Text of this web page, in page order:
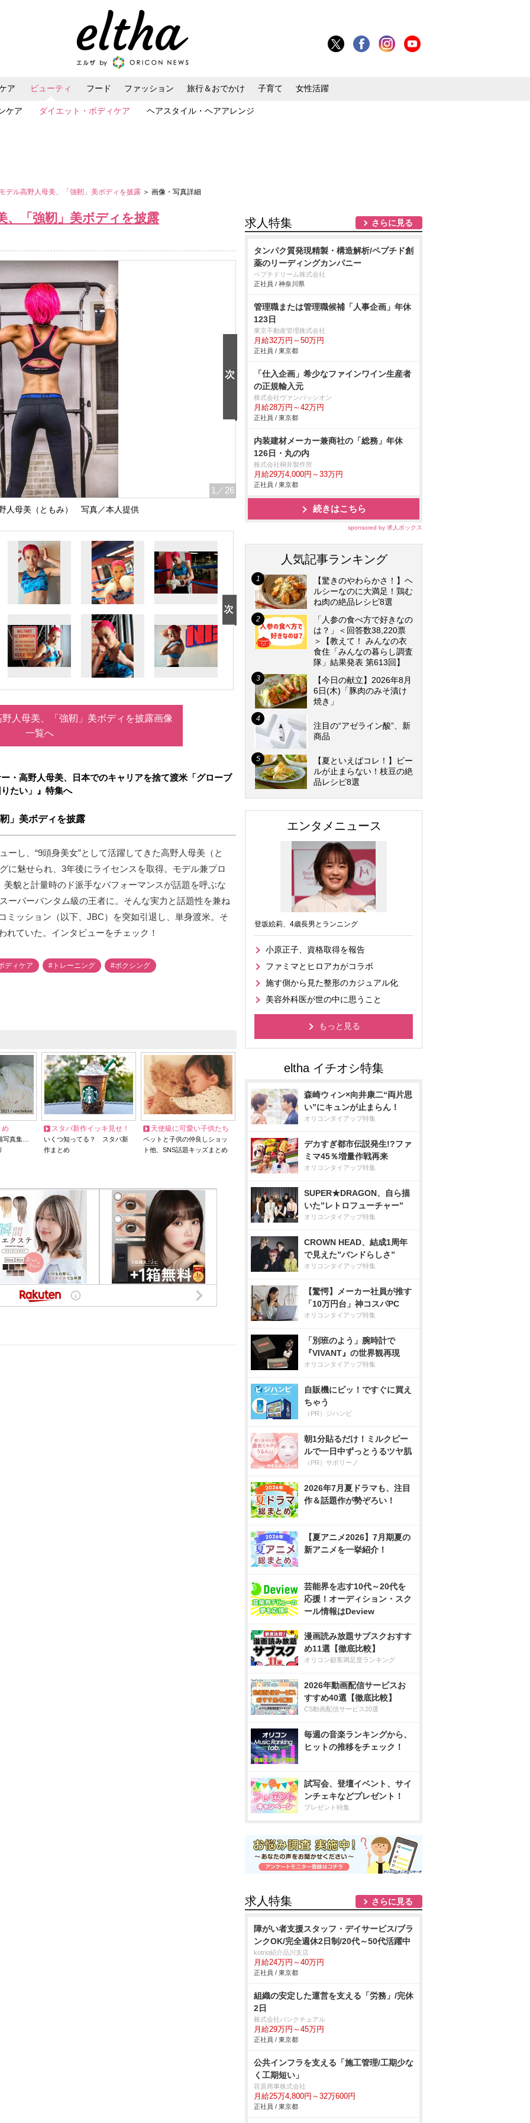
ア ビューティ
ケア ダイエット・ボディケア ヘアスタイル・ヘアアレンジ
フード ファッション 旅行＆おでかけ 子育て 女性活躍
デル高野人母美、「強靭」美ボディを披露 ＞ 画像・写真詳細
、「強靭」美ボディを披露
1 ／26
人母美（ともみ） 写真／本人提供
人母美、「強靭」美ボディを披露画像
一覧へ
・高野人母美、日本でのキャリアを捨て渡米「グローブ
たい」』特集へ
」美ボディを披露
ーし、“9頭身美女”として活躍してきた高野人母美（と
に魅せられ、3年後にライセンスを取得。モデル兼プロ
美貌と計量時のド派手なパフォーマンスが話題を呼ぶな
ーパーバンタム級の王者に。そんな実力と話題性を兼ね
ミッション（以下、JBC）を突如引退し、単身渡米。そ
れていた。インタビューをチェック！
ディケア #トレーニング #ボクシング
め
写真集…
スタバ新作イッキ見せ！
いくつ知ってる？ スタバ新
作まとめ
天使級に可愛い子供たち
ペットと子供の仲良しショッ
ト他、SNS話題キッズまとめ
求人特集 さらに見る
タンパク質発現精製・構造解析/ペプチド創
薬のリーディングカンパニー
ペプチドリーム株式会社
正社員 / 神奈川県
管理職または管理職候補「人事企画」年休
123日
東京不動産管理株式会社
月給32万円～50万円
正社員 / 東京都
「仕入企画」希少なファインワイン生産者
の正規輸入元
株式会社ヴァンパッシオン
月給28万円～42万円
正社員 / 東京都
内装建材メーカー兼商社の「総務」年休
126日・丸の内
株式会社桐井製作所
月給29万4,000円～33万円
正社員 / 東京都
続きはこちら
sponsored by 求人ボックス
人気記事ランキング
【驚きのやわらかさ！】ヘ
ルシーなのに大満足！鶏む
ね肉の絶品レシピ8選
「人参の食べ方で好きなの
は？」＜回答数38,220票
＞【教えて！ みんなの衣
食住「みんなの暮らし調査
隊」結果発表 第613回】
【今日の献立】2026年8月
6日(木)「豚肉のみそ漬け
焼き」
注目の“アゼライン酸”、新
商品
【夏といえばコレ！】ビー
ルが止まらない！枝豆の絶
品レシピ8選
エンタメニュース
登坂絵莉、4歳長男とランニング
小原正子、資格取得を報告
ファミマとヒロアカがコラボ
施す側から見た整形のカジュアル化
美容外科医が世の中に思うこと
もっと見る
森崎ウィン×向井康二“両片思
い”にキュンが止まらん！
オリコンタイアップ特集
デカすぎ都市伝説発生!?ファ
ミマ45％増量作戦再来
オリコンタイアップ特集
SUPER★DRAGON、自ら描
いた”レトロフューチャー”
オリコンタイアップ特集
CROWN HEAD、結成1周年
で見えた”バンドらしさ”
オリコンタイアップ特集
【驚愕】メーカー社員が推す
「10万円台」神コスパPC
オリコンタイアップ特集
「別班のよう」腕時計で
『VIVANT』の世界観再現
オリコンタイアップ特集
自販機にピッ！ですぐに買え
ちゃう
（PR）ジハンピ
朝1分貼るだけ！ミルクピー
ルで一日中ずっとうるツヤ肌
（PR）サボリーノ
2026年7月夏ドラマも、注目
作＆話題作が勢ぞろい！
【夏アニメ2026】7月期夏の
新アニメを一挙紹介！
芸能界を志す10代～20代を
応援！オーディション・スク
ール情報はDeview
漫画読み放題サブスクおすす
め11選【徹底比較】
オリコン顧客満足度ランキング
2026年動画配信サービスお
すすめ40選【徹底比較】
CS動画配信サービス20選
毎週の音楽ランキングから、
ヒットの推移をチェック！
試写会、登壇イベント、サイ
ンチェキなどプレゼント！
プレゼント特集
求人特集 さらに見る
障がい者支援スタッフ・デイサービス/ブラ
ンクOK/完全週休2日制/20代～50代活躍中
kotrio紹介品川支店
月給24万円～40万円
正社員 / 東京都
組織の安定した運営を支える「労務」/完休
2日
株式会社パンクチュアル
月給29万円～45万円
正社員 / 東京都
公共インフラを支える「施工管理/工期少な
く工期短い」
荏原商事株式会社
月給25万4,800円～32万600円
正社員 / 東京都